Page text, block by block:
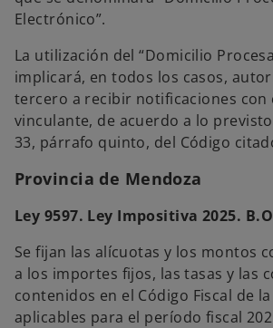
Electrónico”.
La utilización del “Domicilio
implicará, en todos los casos,
tercero a recibir notificaciones con
vinculante, de acuerdo a lo
33, párrafo quinto, del Código
Provincia de Mendoza
Ley 9597. Ley Impositiva 2025.
Se fijan las alícuotas y los montos
a los importes fijos, las tasas y las
contenidos en el Código Fiscal de
aplicables para el período fiscal